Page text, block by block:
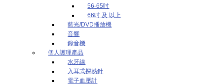
56-65吋
66吋 及 以上
藍光/DVD播放機
音響
錄音機
個人護理產品
水牙線
入耳式探熱針
電子血壓計